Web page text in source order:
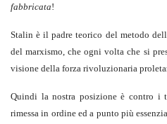
fabbricata!
Stalin è il padre teorico del metodo
del marxismo, che ogni volta che si
visione della forza rivoluzionaria
Quindi la nostra posizione è contro i
rimessa in ordine ed a punto più